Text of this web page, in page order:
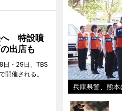
へ 特設噴
出店も
日・29日、TBS
開催される。
兵庫県警、熊